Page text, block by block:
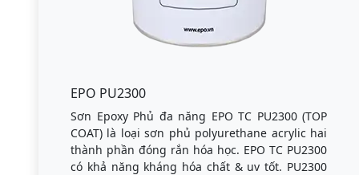
EPO PU2300
Sơn Epoxy Phủ đa năng EPO TC PU2300 (TOP
COAT) là loại sơn phủ polyurethane acrylic hai
thành phần đóng rắn hóa học. EPO TC PU2300
có khả năng kháng hóa chất & uv tốt. PU2300